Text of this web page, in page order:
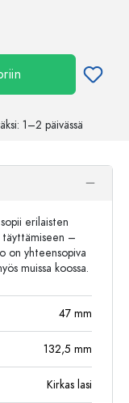
: 1–2 päivässä
erilaisten
–
on yhteensopiva
muissa koossa.
47 mm
132,5 mm
Kirkas lasi